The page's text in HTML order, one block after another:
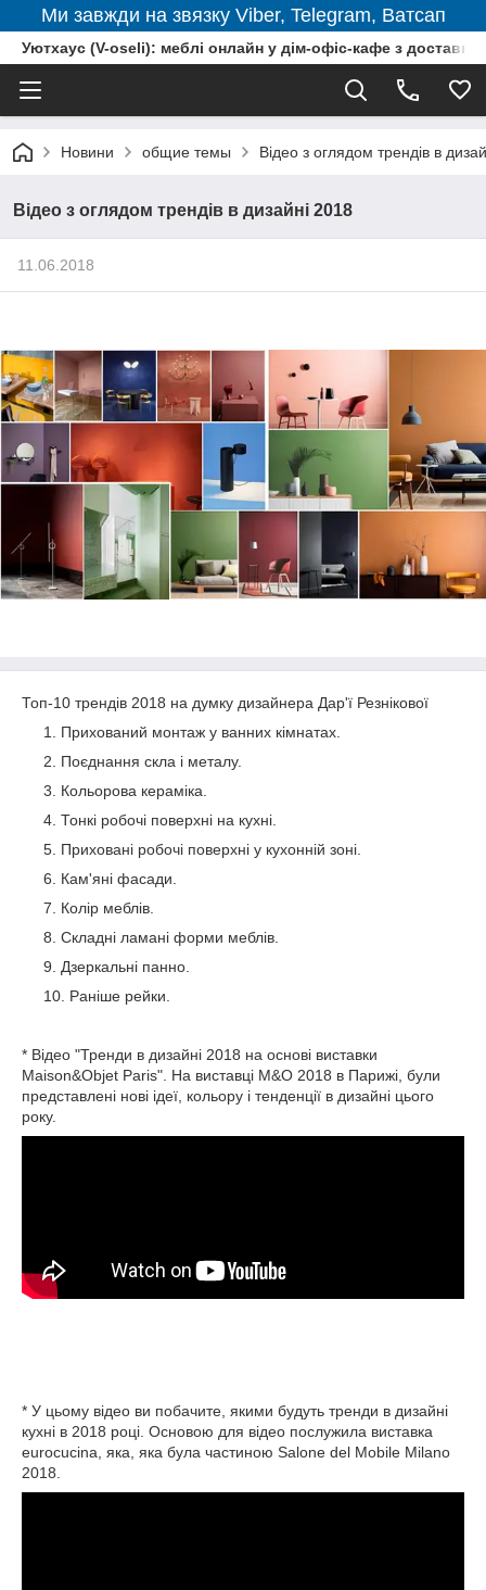
Ми завжди на звязку Viber, Telegram, Ватсап
Уютхаус (V-oseli): меблі онлайн у дім-офіс-кафе з
Новини общие темы Відео з оглядом трендів в
Відео з оглядом трендів в дизайні 2018
11.06.2018
Топ-10 трендів 2018 на думку дизайнера Дар'ї Резнікової
Прихований монтаж у ванних кімнатах.
Поєднання скла і металу.
Кольорова кераміка.
Тонкі робочі поверхні на кухні.
Приховані робочі поверхні у кухонній зоні.
Кам'яні фасади.
Колір меблів.
Складні ламані форми меблів.
Дзеркальні панно.
Раніше рейки.
* Відео "Тренди в дизайні 2018 на основі виставки
Maison&Objet Paris". На виставці M&O 2018 в Парижі, були
представлені нові ідеї, кольору і тенденції в дизайні цього
року.
* У цьому відео ви побачите, якими будуть тренди в дизайні
кухні в 2018 році. Основою для відео послужила виставка
eurocucina, яка, яка була частиною Salone del Mobile Milano
2018.